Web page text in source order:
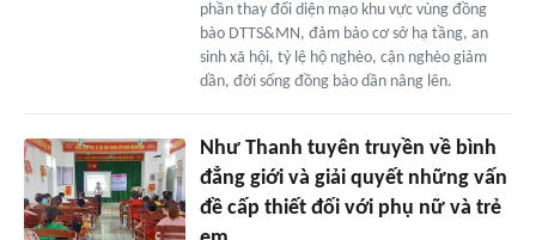
phần thay đổi diện mạo khu vực vùng đồng
bào DTTS&MN, đảm bảo cơ sở hạ tầng, an
sinh xã hội, tỷ lệ hộ nghèo, cận nghèo giảm
dần, đời sống đồng bào dần nâng lên.
Như Thanh tuyên truyền về bình
đẳng giới và giải quyết những vấn
đề cấp thiết đối với phụ nữ và trẻ